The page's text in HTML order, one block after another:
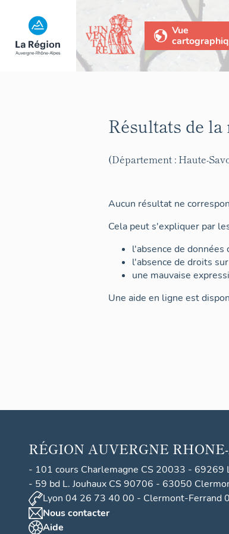
Vue
Résultats de la
(Département : Haute-
Aucun résultat ne
Cela peut s'expliquer par
l'absence de
l'absence de droits
une mauvaise
Une aide en ligne est
RÉGION AUVERGNE
- 101 cours Charlemagne CS 20033 - 69269
- 59 bd L. Jouhaux CS 90706 - 63050
Lyon 04 26 73 40 00 - Clermont-Ferrand
Nous contacter
Aide